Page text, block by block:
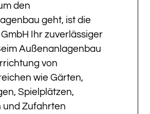
den
geht, ist die
Ihr zuverlässiger
Außenanlagenbau
von
wie Gärten,
Spielplätzen,
und Zufahrten